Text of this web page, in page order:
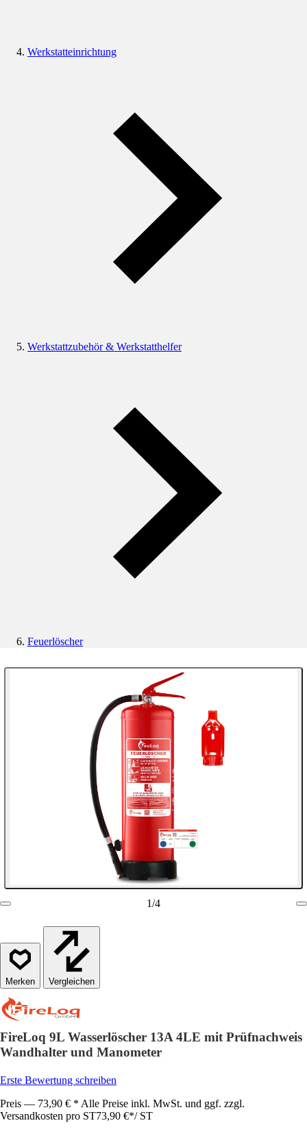
Werkstatteinrichtung
Werkstattzubehör & Werkstatthelfer
Feuerlöscher
1/4
Vergleichen
FireLoq 9L Wasserlöscher 13A 4LE mit Prüfnachweis
Wandhalter und Manometer
Erste Bewertung schreiben
Preis — 73,90 € * Alle Preise inkl. MwSt. und ggf. zzgl.
Versandkosten pro ST73,90 €*/ ST